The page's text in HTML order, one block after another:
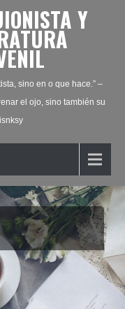
Y
sino en o que hace.” –
el ojo, sino también su